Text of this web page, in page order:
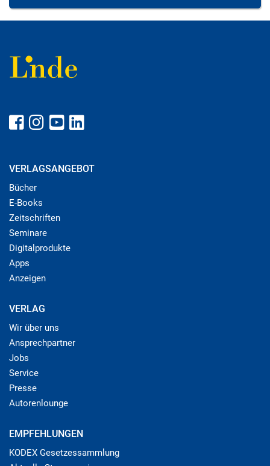
VERLAGSANGEBOT
Bücher
E-Books
Zeitschriften
Seminare
Digitalprodukte
Apps
Anzeigen
VERLAG
Wir über uns
Ansprechpartner
Jobs
Service
Presse
Autorenlounge
EMPFEHLUNGEN
KODEX Gesetzessammlung